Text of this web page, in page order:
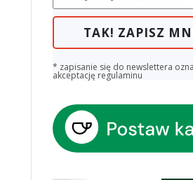
TAK! ZAPISZ
* zapisanie się do newslettera
akceptację regulaminu